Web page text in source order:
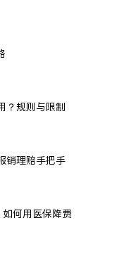
？规则与限制
销理赔手把手
何用医保降费